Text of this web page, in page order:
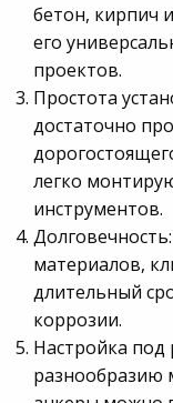
бетон, кирпич
его
проектов.
Простота
достаточно
легко
инструментов.
материалов,
длительный
коррозии.
Настройка под
разнообразию